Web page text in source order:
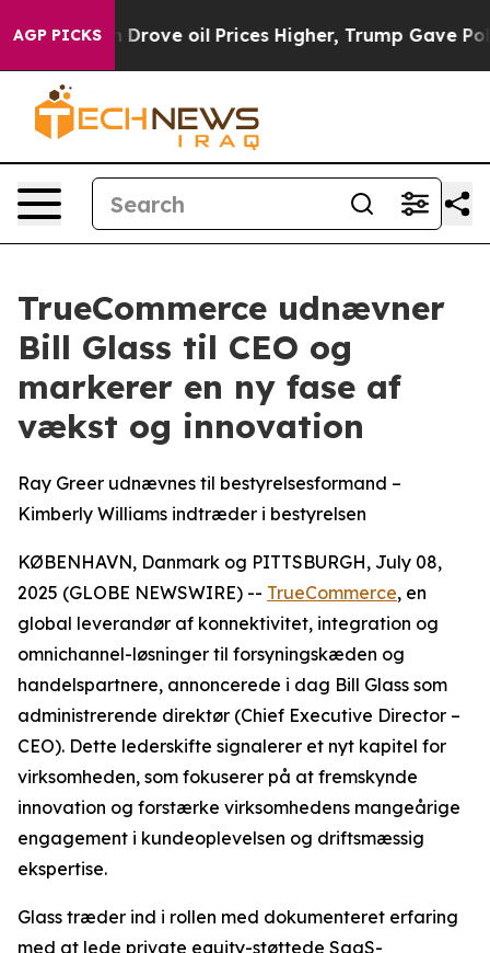
AGP PICKS
Iran Drove oil Prices Higher, Trump Gave
TrueCommerce udnævner
Bill Glass til CEO og
markerer en ny fase af
vækst og innovation
Ray Greer udnævnes til bestyrelsesformand –
Kimberly Williams indtræder i bestyrelsen
KØBENHAVN, Danmark og PITTSBURGH, July 08,
2025 (GLOBE NEWSWIRE) -- TrueCommerce, en
global leverandør af konnektivitet, integration og
omnichannel-løsninger til forsyningskæden og
handelspartnere, annoncerede i dag Bill Glass som
administrerende direktør (Chief Executive Director –
CEO). Dette lederskifte signalerer et nyt kapitel for
virksomheden, som fokuserer på at fremskynde
innovation og forstærke virksomhedens mangeårige
engagement i kundeoplevelsen og driftsmæssig
ekspertise.
Glass træder ind i rollen med dokumenteret erfaring
med at lede private equity-støttede SaaS-